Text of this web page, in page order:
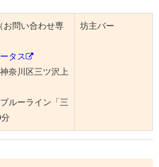
問い合わせ専
タス
奈川区三ツ沢上
ルーライン「三
坊主バー